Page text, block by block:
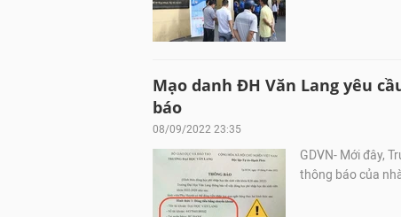
Mạo danh ĐH Văn Lang yêu
báo
08/09/2022 23:35
GDVN- Mới đây,
thông báo của